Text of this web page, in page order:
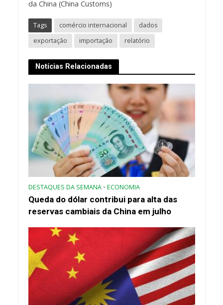
da China (China Customs)
Tags comércio internacional
dados
exportação
importação relatório
Notícias Relacionadas
DESTAQUES DA SEMANA • ECONOMIA
Queda do dólar contribui para alta das
reservas cambiais da China em julho